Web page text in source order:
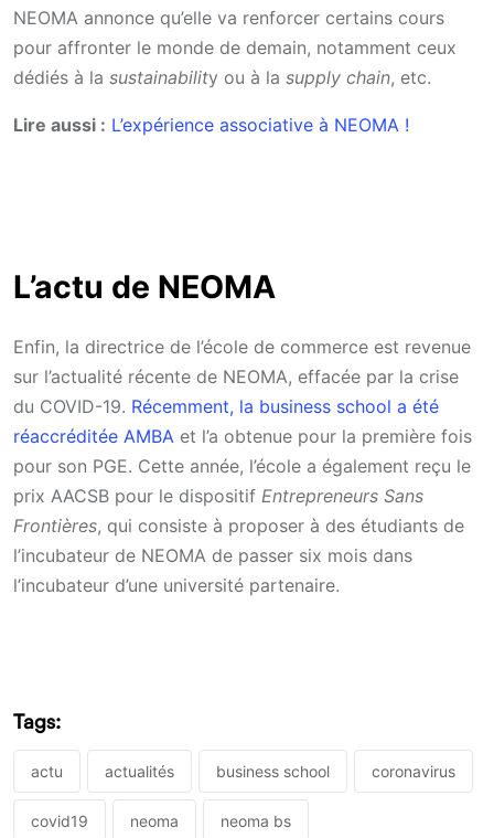
NEOMA annonce qu’elle va renforcer certains cours
pour affronter le monde de demain, notamment ceux
dédiés à la sustainability ou à la supply chain, etc.
Lire aussi : L’expérience associative à NEOMA !
L’actu de NEOMA
Enfin, la directrice de l’école de commerce est revenue
sur l’actualité récente de NEOMA, effacée par la crise
du COVID-19. Récemment, la business school a été
réaccréditée AMBA et l’a obtenue pour la première fois
pour son PGE. Cette année, l’école a également reçu le
prix AACSB pour le dispositif Entrepreneurs Sans
Frontières, qui consiste à proposer à des étudiants de
l’incubateur de NEOMA de passer six mois dans
l’incubateur d’une université partenaire.
Tags:
actu actualités business school coronavirus
covid19 neoma neoma bs